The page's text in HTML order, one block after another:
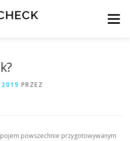
Menu
2019 PRZEZ
powszechnie przygotowywanym